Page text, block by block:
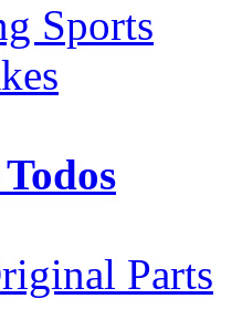
Sports
Parts